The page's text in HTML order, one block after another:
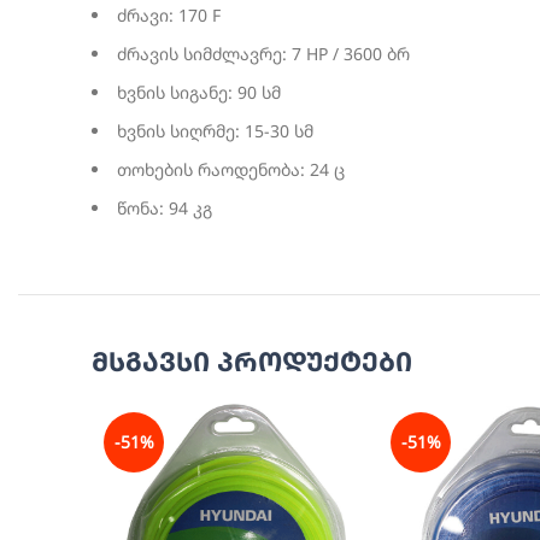
ძრავი: 170 F
ძრავის სიმძლავრე: 7 HP / 3600 ბრ
ხვნის სიგანე: 90 სმ
ხვნის სიღრმე: 15-30 სმ
თოხების რაოდენობა: 24 ც
წონა: 94 კგ
მსგავსი პროდუქტები
-51% -51%